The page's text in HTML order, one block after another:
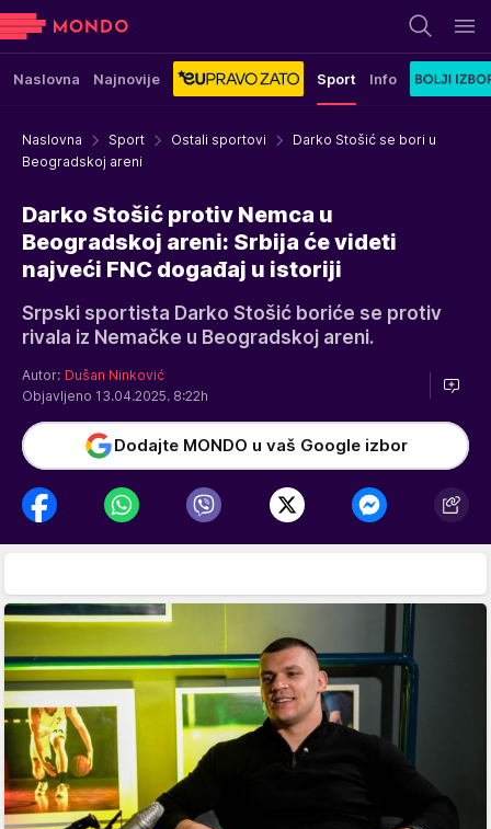
Naslovna Najnovije Sport Info
Naslovna Sport Ostali sportovi
Darko Stošić se bori u
Beogradskoj areni
Darko Stošić protiv Nemca u
Beogradskoj areni: Srbija će videti
najveći FNC događaj u istoriji
Srpski sportista Darko Stošić boriće se protiv
rivala iz Nemačke u Beogradskoj areni.
Autor: Dušan Ninković
Objavljeno 13.04.2025. 8:22h
Dodajte MONDO u vaš Google izbor